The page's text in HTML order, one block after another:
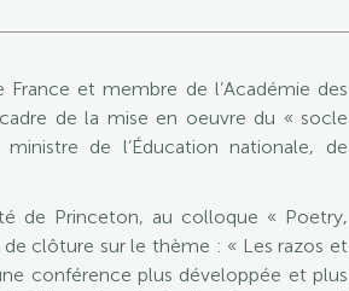
et membre de l’Académie des
de la mise en oeuvre du « socle
de l’Éducation nationale, de
de Princeton, au colloque « Poetry,
clôture sur le thème : « Les razos et
conférence plus développée et plus